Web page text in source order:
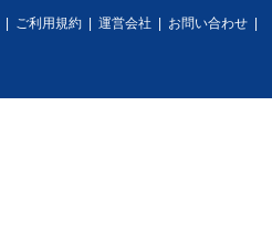
ご利用規約 運営会社 お問い合わせ